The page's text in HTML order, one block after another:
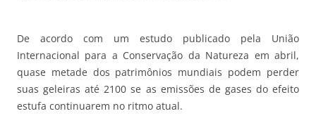
De acordo com um estudo publicado pela União
Internacional para a Conservação da Natureza em abril,
quase metade dos patrimônios mundiais podem perder
suas geleiras até 2100 se as emissões de gases do efeito
estufa continuarem no ritmo atual.